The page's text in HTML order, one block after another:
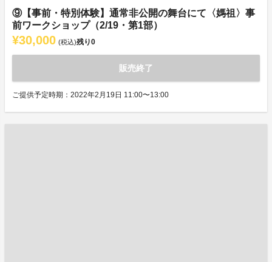
⑨【事前・特別体験】通常非公開の舞台にて〈媽祖〉事
前ワークショップ（2/19・第1部）
¥30,000 (税込)残り0
販売終了
ご提供予定時期：2022年2月19日 11:00〜13:00